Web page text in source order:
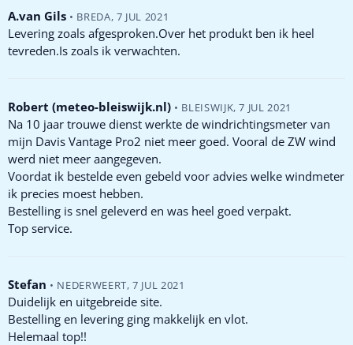
A.van Gils • BREDA, 7 JUL 2021
Levering zoals afgesproken.Over het produkt ben ik heel
tevreden.Is zoals ik verwachten.
Robert (meteo-bleiswijk.nl) • BLEISWIJK, 7 JUL 2021
Na 10 jaar trouwe dienst werkte de windrichtingsmeter van
mijn Davis Vantage Pro2 niet meer goed. Vooral de ZW wind
werd niet meer aangegeven.
Voordat ik bestelde even gebeld voor advies welke windmeter
ik precies moest hebben.
Bestelling is snel geleverd en was heel goed verpakt.
Top service.
Stefan • NEDERWEERT, 7 JUL 2021
Duidelijk en uitgebreide site.
Bestelling en levering ging makkelijk en vlot.
Helemaal top!!